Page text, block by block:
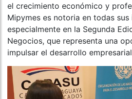
el crecimiento económico y
Mipymes es notoria en todas sus
especialmente en la Segunda
Negocios, que representa una
impulsar el desarrollo